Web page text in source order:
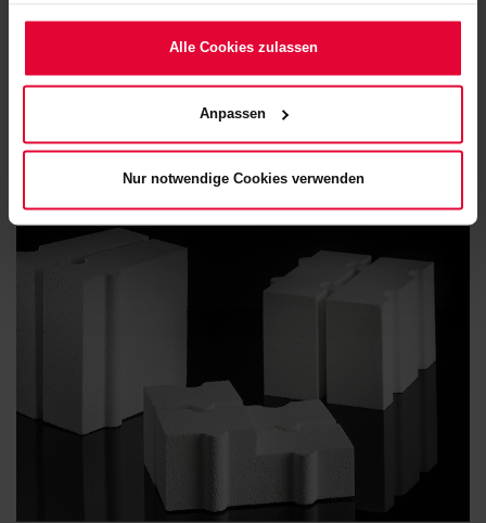
Cookies verwenden". Mehr dazu (einschließlich der Möglichkeit,
die Einwilligungserklärung zu ändern oder zu widerrufen)
Website) bzw. derDatenschutzerklärung.
Alle Cookies zulassen
Anpassen
Nur notwendige Cookies verwenden
Rubber linings